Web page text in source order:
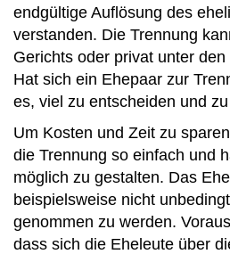
endgültige Auflösung des
verstanden. Die Trennung
Gerichts oder privat unter
Hat sich ein Ehepaar zur
es, viel zu entscheiden und
Um Kosten und Zeit zu
die Trennung so einfach und
möglich zu gestalten. Das
beispielsweise nicht
genommen zu werden.
dass sich die Eheleute über